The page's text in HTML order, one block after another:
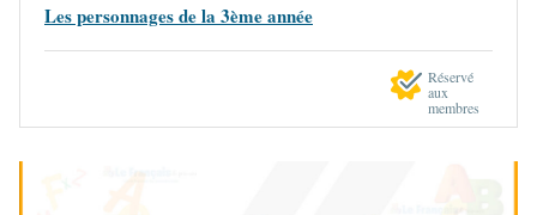
Les personnages de la 3ème année
Réservé
aux
membres